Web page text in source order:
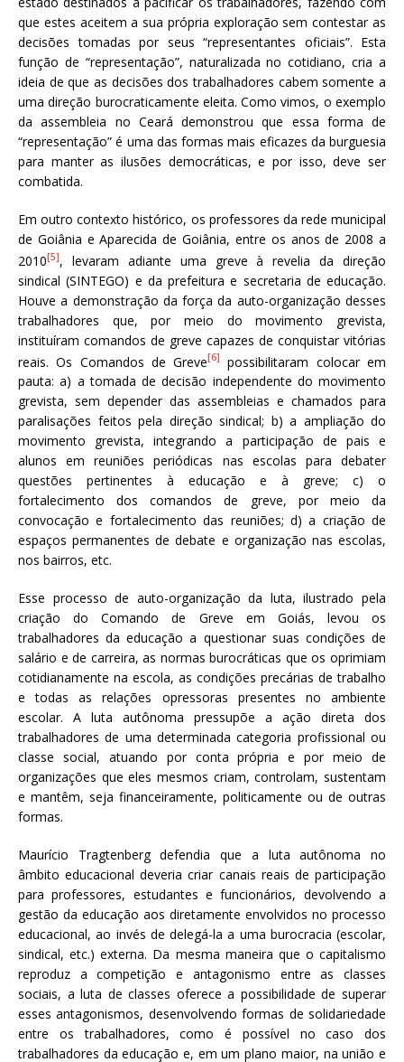
que estes aceitem a sua própria exploração sem contestar as
decisões tomadas por seus “representantes oficiais”. Esta
função de “representação”, naturalizada no cotidiano, cria a
ideia de que as decisões dos trabalhadores cabem somente a
uma direção burocraticamente eleita. Como vimos, o exemplo
da assembleia no Ceará demonstrou que essa forma de
“representação” é uma das formas mais eficazes da burguesia
para manter as ilusões democráticas, e por isso, deve ser
combatida.
Em outro contexto histórico, os professores da rede municipal
de Goiânia e Aparecida de Goiânia, entre os anos de 2008 a
2010[5], levaram adiante uma greve à revelia da direção
sindical (SINTEGO) e da prefeitura e secretaria de educação.
Houve a demonstração da força da auto-organização desses
trabalhadores que, por meio do movimento grevista,
instituíram comandos de greve capazes de conquistar vitórias
reais. Os Comandos de Greve[6]
possibilitaram colocar em
pauta: a) a tomada de decisão independente do movimento
grevista, sem depender das assembleias e chamados para
paralisações feitos pela direção sindical; b) a ampliação do
movimento grevista, integrando a participação de pais e
alunos em reuniões periódicas nas escolas para debater
questões pertinentes à educação e à greve; c) o
fortalecimento dos comandos de greve, por meio da
convocação e fortalecimento das reuniões; d) a criação de
espaços permanentes de debate e organização nas escolas,
nos bairros, etc.
Esse processo de auto-organização da luta, ilustrado pela
criação do Comando de Greve em Goiás, levou os
trabalhadores da educação a questionar suas condições de
salário e de carreira, as normas burocráticas que os oprimiam
cotidianamente na escola, as condições precárias de trabalho
e todas as relações opressoras presentes no ambiente
escolar. A luta autônoma pressupõe a ação direta dos
trabalhadores de uma determinada categoria profissional ou
classe social, atuando por conta própria e por meio de
organizações que eles mesmos criam, controlam, sustentam
e mantêm, seja financeiramente, politicamente ou de outras
formas.
Maurício Tragtenberg defendia que a luta autônoma no
âmbito educacional deveria criar canais reais de participação
para professores, estudantes e funcionários, devolvendo a
gestão da educação aos diretamente envolvidos no processo
educacional, ao invés de delegá-la a uma burocracia (escolar,
sindical, etc.) externa. Da mesma maneira que o capitalismo
reproduz a competição e antagonismo entre as classes
sociais, a luta de classes oferece a possibilidade de superar
esses antagonismos, desenvolvendo formas de solidariedade
entre os trabalhadores, como é possível no caso dos
trabalhadores da educação e, em um plano maior, na união e